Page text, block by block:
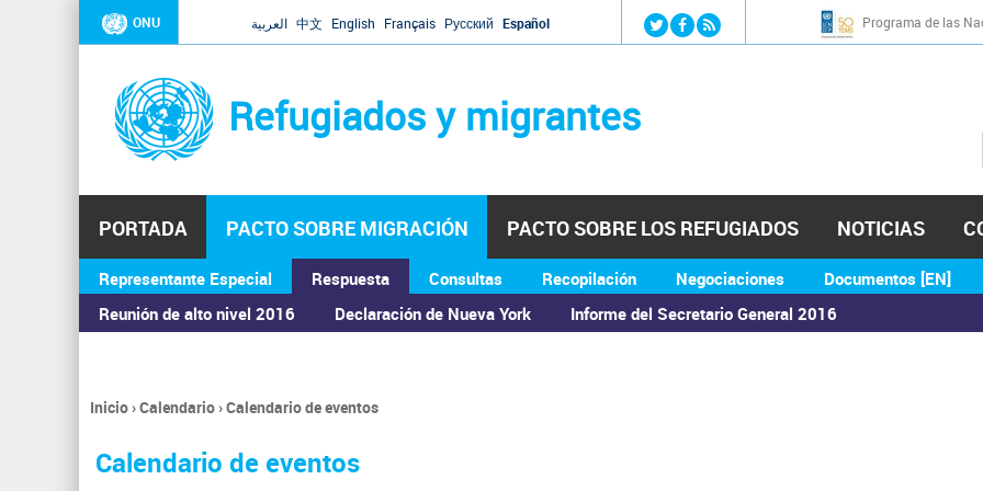
Jump to navigation
ONU العربية 中文 English Français Русский Español Programa de las
Refugiados y migrantes
PORTADA PACTO SOBRE MIGRACIÓN
Representante Especial
Respuesta
Reunión de alto nivel 2016
Declaración de Nueva York Informe del Secretario General 2016
Consultas Recopilación Negociaciones Documentos [EN]
PACTO SOBRE LOS REFUGIADOS NOTICIAS
ASAMBLEA GENERAL
Se
encuentra
usted
Inicio›Calendario›Calendario de eventos
Calendario de eventos